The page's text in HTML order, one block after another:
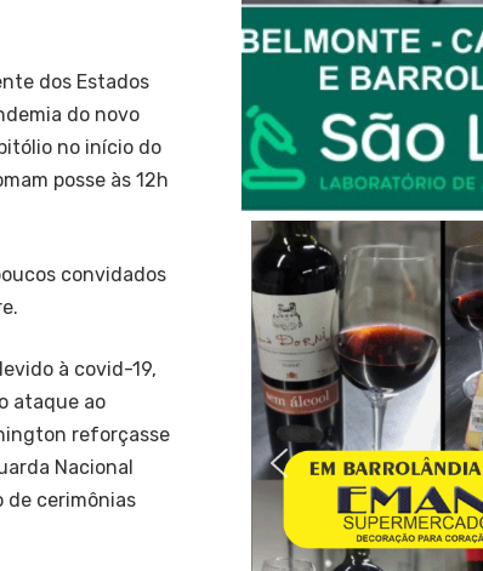
dos Estados
do novo
no início do
posse às 12h
convidados
à covid-19,
ataque ao
reforçasse
Nacional
de cerimônias